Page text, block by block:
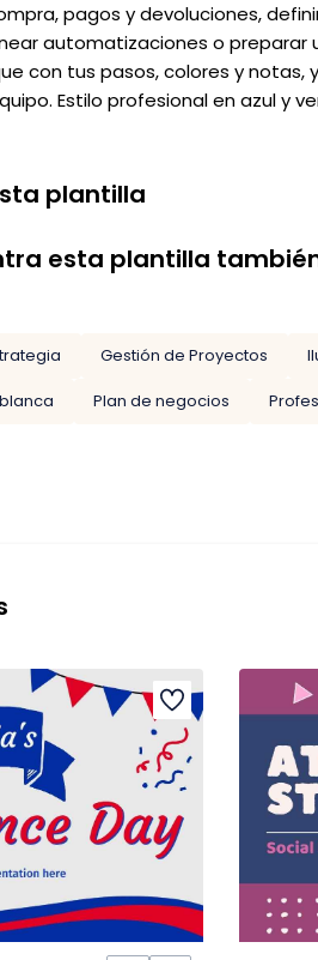
pagos y devoluciones,
automatizaciones o preparar
con tus pasos, colores y notas,
Estilo profesional en azul y
plantilla
esta plantilla
Gestión de Proyectos
Plan de negocios